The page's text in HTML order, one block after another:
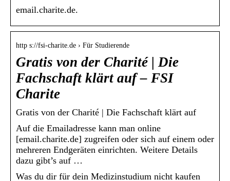
email.charite.de.
http s://fsi-charite.de › Für Studierende
Gratis von der Charité | Die
Fachschaft klärt auf – FSI
Charite
Gratis von der Charité | Die Fachschaft klärt auf
Auf die Emailadresse kann man online
[email.charite.de] zugreifen oder sich auf einem oder
mehreren Endgeräten einrichten. Weitere Details
dazu gibt’s auf …
Was du dir für dein Medizinstudium nicht kaufen